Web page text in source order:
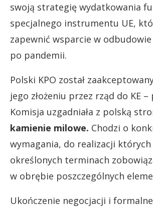
swoją strategię wydatkowania
specjalnego instrumentu UE,
zapewnić wsparcie w
po pandemii.
Polski KPO został
jego złożeniu przez rząd do KE
Komisja uzgadniała z polską
kamienie milowe. Chodzi o
wymagania, do realizacji których
określonych terminach
w obrębie poszczególnych
Ukończenie negocjacji i